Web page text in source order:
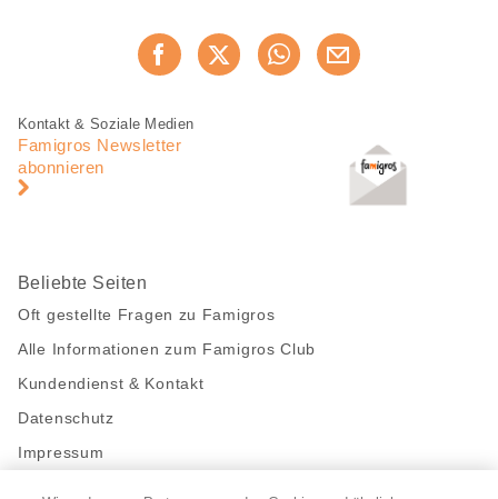
Jetzt weiterempfehlen
Fusszeile
Fusszeile
Navigation
Kontakt & Soziale Medien
Famigros Newsletter
abonnieren
Beliebte Seiten
Oft gestellte Fragen zu Famigros
Alle Informationen zum Famigros Club
Kundendienst & Kontakt
Datenschutz
Impressum